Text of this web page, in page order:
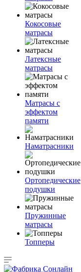
Кокосовые
матрасы
Латексные
матрасы
Матрасы с
эффектом
памяти
Наматрасники
Ортопедические
подушки
Пружинные
матрасы
Топперы